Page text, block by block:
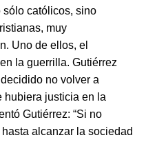
católicos, sino
muy
Uno de ellos, el
la guerrilla. Gutiérrez
no volver a
hubiera justicia en la
Gutiérrez: “Si no
alcanzar la sociedad